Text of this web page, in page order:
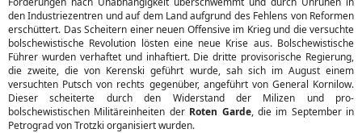
den Industriezentren und auf dem Land aufgrund des Fehlens von Reformen
erschüttert. Das Scheitern einer neuen Offensive im Krieg und die versuchte
bolschewistische Revolution lösten eine neue Krise aus. Bolschewistische
Führer wurden verhaftet und inhaftiert. Die dritte provisorische Regierung,
die zweite, die von Kerenski geführt wurde, sah sich im August einem
versuchten Putsch von rechts gegenüber, angeführt von General Kornilow.
Dieser scheiterte durch den Widerstand der Milizen und pro-
bolschewistischen Militäreinheiten der Roten Garde, die im September in
Petrograd von Trotzki organisiert wurden.